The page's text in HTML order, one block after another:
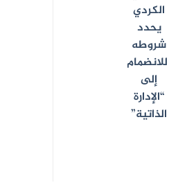
الكردي
يحدد
شروطه
للانضمام
إلى
“الإدارة
الذاتية”